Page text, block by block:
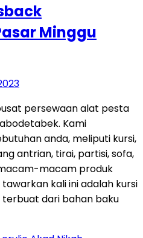
Minggu
persewaan alat pesta
Kami
anda, meliputi kursi,
antrian, tirai, partisi, sofa,
macam produk
kali ini adalah kursi
terbuat dari bahan baku